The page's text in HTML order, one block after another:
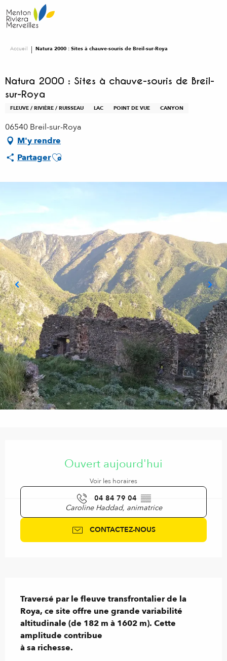
au
contenu
Accueil Natura 2000 : Sites à chauve-souris de Breil-sur-Roya
Natura 2000 : Sites à chauve-souris de Breil-
sur-Roya
FLEUVE / RIVIÈRE / RUISSEAU LAC POINT DE VUE CANYON
06540 Breil-sur-Roya
M'y rendre
PartagerAjouter aux favoris
Ouvert aujourd'hui
Voir les horaires
04 84 79 04 ▒▒
Caroline Haddad, animatrice
CONTACTEZ-NOUS
Traversé par le fleuve transfrontalier de la
Roya, ce site offre une grande variabilité
altitudinale (de 182 m à 1602 m). Cette
amplitude contribue
à sa richesse.